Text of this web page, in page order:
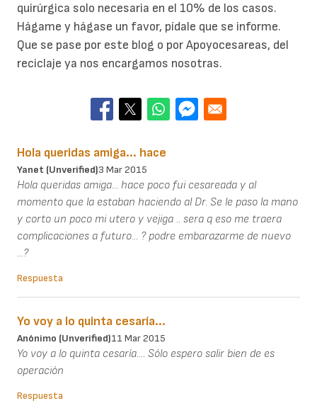
quirúrgica solo necesaria en el 10% de los casos.
Hágame y hágase un favor, pídale que se informe.
Que se pase por este blog o por Apoyocesareas, del
reciclaje ya nos encargamos nosotras.
Hola queridas amiga... hace
Yanet (unverified)3 Mar 2015
Hola queridas amiga... hace poco fui cesareada y al
momento que la estaban haciendo al Dr. Se le paso la mano
y corto un poco mi utero y vejiga .. sera q eso me traera
complicaciones a futuro... ? podre embarazarme de nuevo
...?
Respuesta
Yo voy a lo quinta cesaría...
Anónimo (unverified)11 Mar 2015
Yo voy a lo quinta cesaría.... Sólo espero salir bien de es
operación
Respuesta